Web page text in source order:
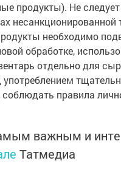
продукты). Не следует
несанкционированной
необходимо
обработке,
отдельно для
употреблением
правила
важным и
Татмедиа